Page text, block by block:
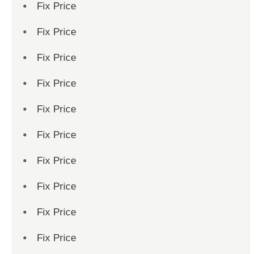
Fix Price
Fix Price
Fix Price
Fix Price
Fix Price
Fix Price
Fix Price
Fix Price
Fix Price
Fix Price